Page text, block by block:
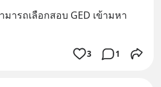
ารถเลือกสอบ GED เข้ามหา
3 1